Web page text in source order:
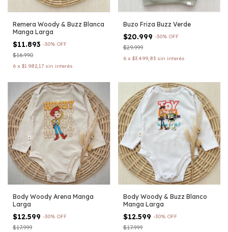
Remera Woody & Buzz Blanca
Manga Larga
$11.893 -30% OFF
$16.990
6 x $1.982,17 sin interés
Buzo Friza Buzz Verde
$20.999 -30% OFF
$29.999
6 x $3.499,83 sin interés
Body Woody Arena Manga
Larga
$12.599 -30% OFF
$17.999
Body Woody & Buzz Blanco
Manga Larga
$12.599 -30% OFF
$17.999